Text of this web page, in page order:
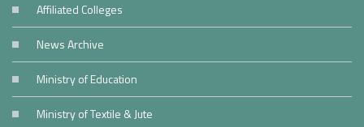
Affiliated Colleges
News Archive
Ministry of Education
Ministry of Textile & Jute